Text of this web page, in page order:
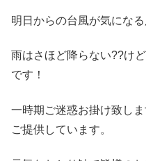
明日からの台風が気になる
雨はさほど降らない??け
です！
一時期ご迷惑お掛け致し
ご提供しています。